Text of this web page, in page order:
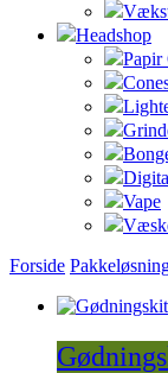
Headshop
Papir
Vape
Forside